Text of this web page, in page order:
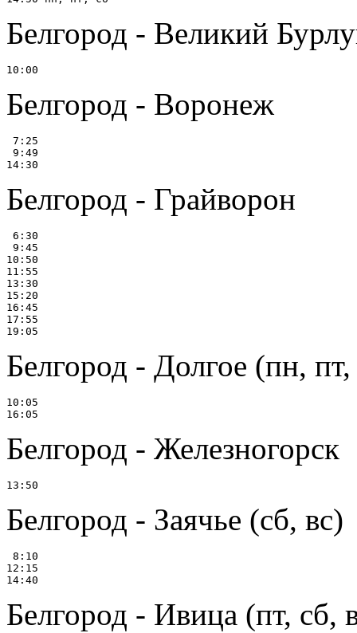
Белгород - Великий
Белгород - Воронеж
7:25
9:49
Белгород - Грайворон
6:30
9:45
10:50
11:55
13:30
15:20
16:45
17:55
Белгород - Долгое (пн, пт,
10:05
Белгород - Железногорск
Белгород - Заячье (сб, вс)
8:10
12:15
Белгород - Ивица (пт, сб,